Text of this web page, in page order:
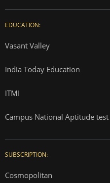
EDUCATION:
Vasant Valley
India Today Education
ITMI
Campus National Aptitude test
SUBSCRIPTION:
Cosmopolitan